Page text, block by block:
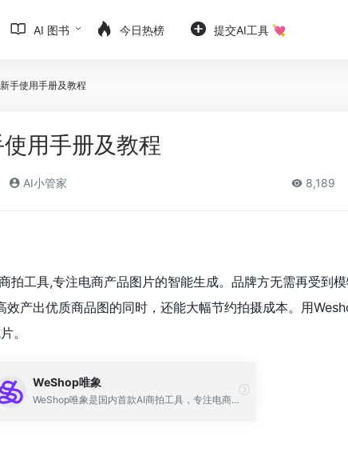
AI 图书 今日热榜 提交AI工具 💘
手使用手册及教程
用手册及教程
AI小管家 8,189
拍工具,专注电商产品图片的智能生成。品牌方无需再受到
效产出优质商品图的同时，还能大幅节约拍摄成本。用
。
WeShop唯象
WeShop唯象是国内首款AI商拍工具，专注电商产品图片的智能生成。